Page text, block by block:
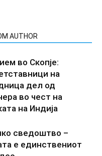
AUTHOR
во Скопје:
на
дел од
во чест на
на Индија
сведоштво –
е единствениот